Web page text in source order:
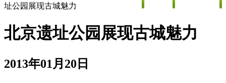
址公园展现古城魅力
北京遗址公园展现古城魅力
2013年01月20日